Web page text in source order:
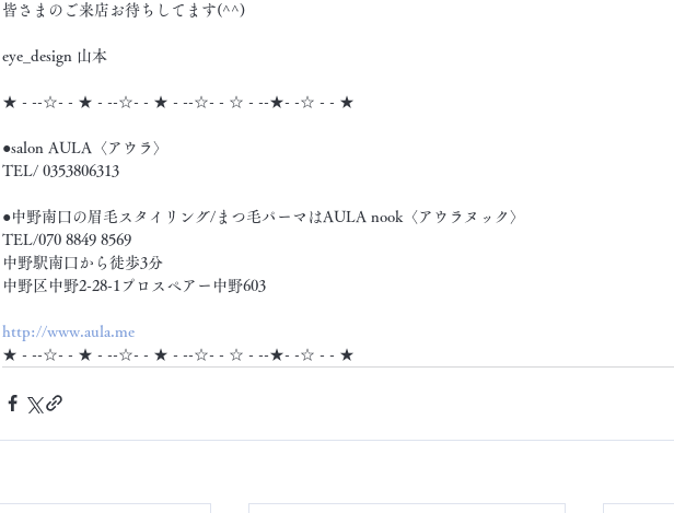
皆さまのご来店お待ちしてます(^^)
eye_design 山本
★ - --☆- - ★ - --☆- - ★ - --☆- - ☆ - --★- -☆ - - ★
●salon AULA〈アウラ〉
TEL/ 0353806313
●中野南口の眉毛スタイリング/まつ毛パーマはAULA nook〈アウラヌック〉
TEL/070 8849 8569
中野駅南口から徒歩3分
中野区中野2-28-1プロスペアー中野603
http://www.aula.me
★ - --☆- - ★ - --☆- - ★ - --☆- - ☆ - --★- -☆ - - ★